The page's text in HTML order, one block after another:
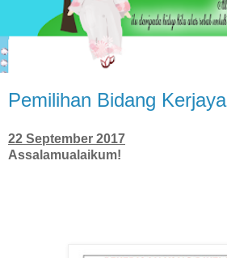
Pemilihan Bidang Kerjaya
22 September 2017
Assalamualaikum!